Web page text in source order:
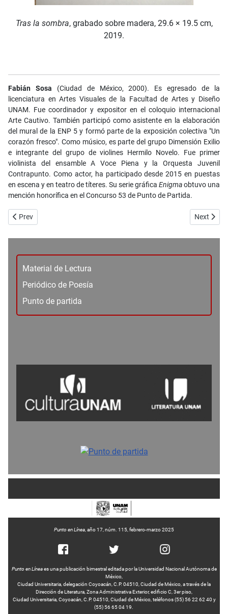
Material de Lectura
Periódico de Poesía
Punto de partida
Tras la sombra, grabado sobre madera, 29.6 × 19.5 cm,
2019.
Fabián Sosa (Ciudad de México, 2000). Es egresado de la
licenciatura en Artes Visuales de la Facultad de Artes y Diseño
UNAM. Fue coordinador y expositor en el coloquio internacional
Arte Cautivo. También participó como asistente en la elaboración
del mural de la ENP 5 y formó parte de la exposición colectiva "Un
corazón fresco". Como músico, es parte del grupo Dimensión Exilio
e integrante del grupo de violines Hermilo Novelo. Fue primer
violinista del ensamble A Voce Piena y la Orquesta Juvenil
Contrapunto. Como actor, ha participado desde 2015 en puestas
en escena y en teatro de títeres. Su serie gráfica Enigmaobtuvo una
mención honorífica en el Concurso 53 de Punto de Partida.
Previous article: No. 103 - Atalante - Aftsersun de Charlotte Wells -
Prev Next
Next
Punto en Línea , año 17, núm. 115, febrero-marzo 2025
Punto en Líneaes una publicación bimestral editada por la Universidad Nacional Autónoma de
México,
Ciudad Universitaria, delegación Coyoacán, C.P. 04510, Ciudad de México, a través de la
Dirección de Literatura, Zona Administrativa Exterior, edificio C, 3er piso,
Ciudad Universitaria, Coyoacán, C.P. 04510, Ciudad de México, teléfonos (55) 56 22 62 40 y
(55) 56 65 04 19.